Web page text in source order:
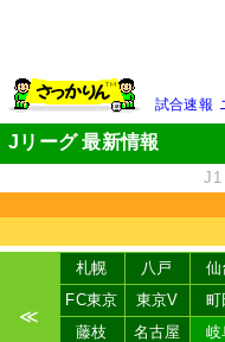
試合速報
Jリーグ 最新情報
J1
≪
札幌 八戸 仙
FC東京
東京V 町
藤枝
名古屋 岐